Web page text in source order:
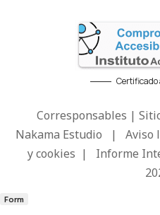
Certificado
Corresponsables |
Nakama Estudio | Aviso
y cookies | Informe
Form